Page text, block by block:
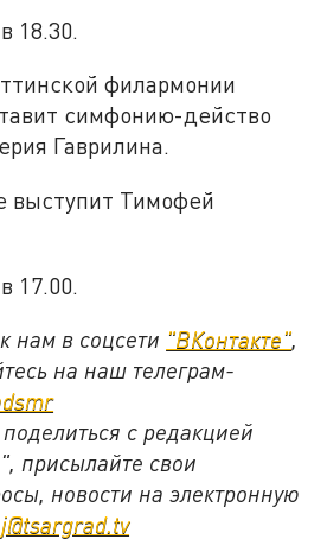
18.30.
филармонии
симфонию-действо
Гаврилина.
выступит Тимофей
17.00.
нам в соцсети "ВКонтакте",
на наш телеграм-
с редакцией
присылайте свои
новости на электронную